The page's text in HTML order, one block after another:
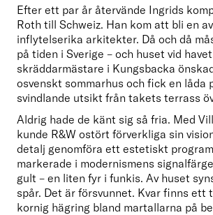
Efter ett par år återvände Ingrids
Roth till Schweiz. Han kom att bli en
inflytelserika arkitekter. Då och då
på tiden i Sverige – och huset vid
skräddarmästare i Kungsbacka
osvenskt sommarhus och fick en låda
svindlande utsikt från takets terrass
Aldrig hade de känt sig så fria. Med
kunde R&W ostört förverkliga sin
detalj genomföra ett estetiskt
markerade i modernismens
gult – en liten fyr i funkis. Av huset
spår. Det är försvunnet. Kvar finns ett
kornig hägring bland martallarna på